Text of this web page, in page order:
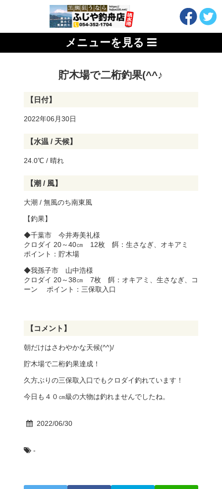
メニューを見る
貯木場で二桁釣果(^^♪
【日付】
2022年06月30日
【水温 / 天候】
24.0℃ / 晴れ
【潮 / 風】
大潮 / 無風のち南東風
【釣果】
◆千葉市 今井寿美礼様
クロダイ 20～40㎝ 12枚 餌：生さなぎ、オキアミ
ポイント：貯木場
◆我孫子市 山中浩様
クロダイ 20～38㎝ 7枚 餌：オキアミ、生さなぎ、コ
ーン ポイント：三保取入口
【コメント】
朝だけはさわやかな天候(^^)/
貯木場で二桁釣果達成！
久方ぶりの三保取入口でもクロダイ釣れています！
今日も４０㎝級の大物は釣れませんでしたね。
2022/06/30
-